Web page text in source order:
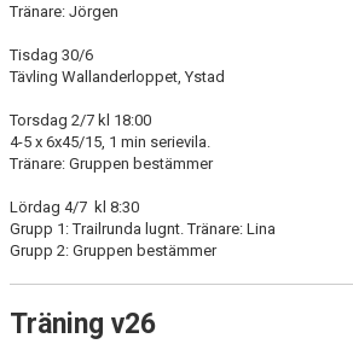
Tränare: Jörgen
Tisdag 30/6
Tävling Wallanderloppet, Ystad
Torsdag 2/7 kl 18:00
4-5 x 6x45/15, 1 min serievila.
Tränare: Gruppen bestämmer
Lördag 4/7 kl 8:30
Grupp 1: Trailrunda lugnt. Tränare: Lina
Grupp 2: Gruppen bestämmer
Träning v26